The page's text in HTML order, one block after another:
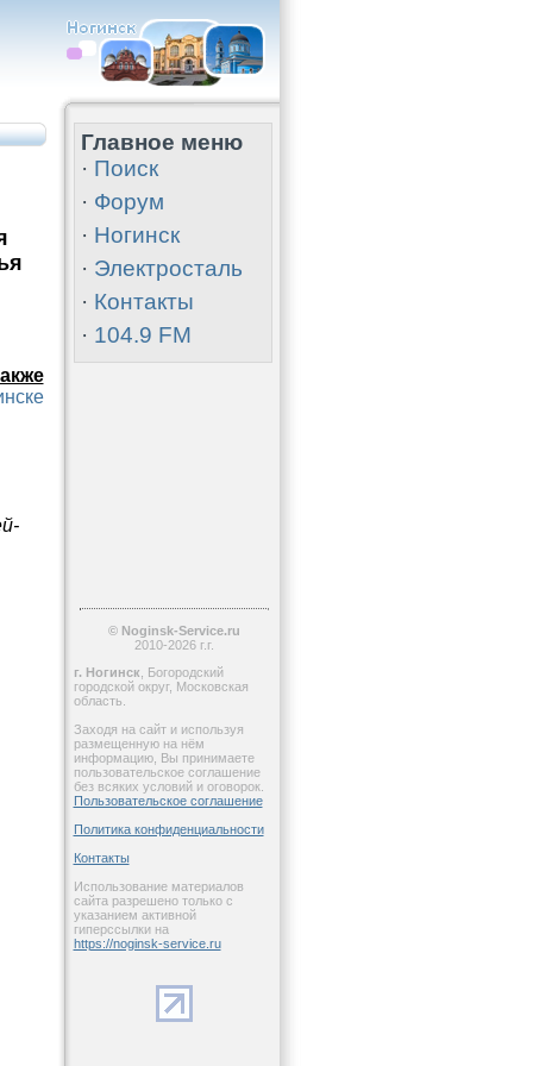
Главное меню
· Поиск
· Форум
· Ногинск
· Электросталь
· Контакты
· 104.9 FM
© Noginsk-Service.ru
2010-2026 г.г.
г. Ногинск , Богородский
городской округ, Московская
область.
Заходя на сайт и используя
размещенную на нём
информацию, Вы принимаете
пользовательское соглашение
без всяких условий и оговорок.
Пользовательское соглашение
Политика конфиденциальности
Контакты
Использование материалов
сайта разрешено только с
указанием активной
гиперссылки на
https://noginsk-service.ru